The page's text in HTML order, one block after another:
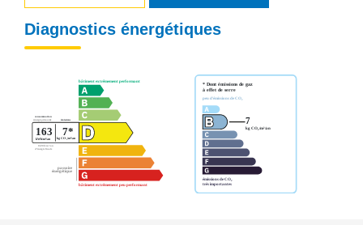
Diagnostics énergétiques